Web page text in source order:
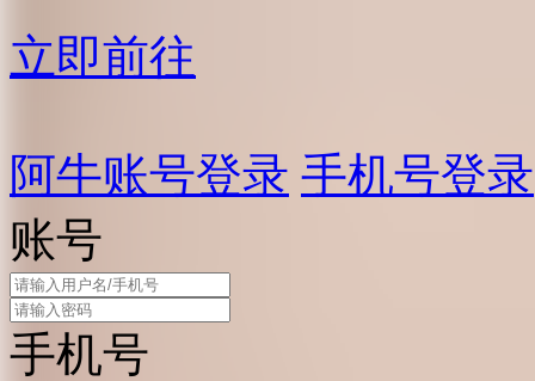
立即前往
阿牛账号登录 手机号登录
账号
手机号